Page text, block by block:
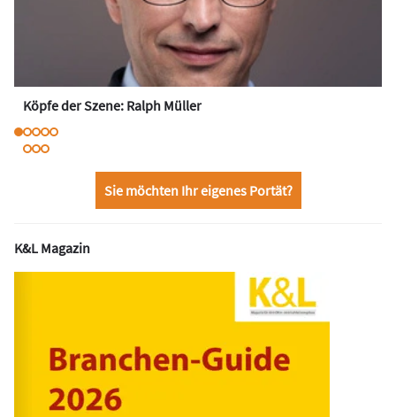
Köpfe der Szene: Ralph Müller
Sie möchten Ihr eigenes Portät?
K&L Magazin